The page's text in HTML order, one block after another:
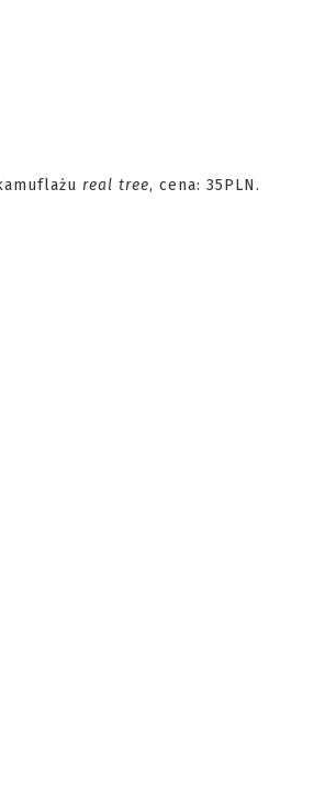
real tree, cena: 35PLN.